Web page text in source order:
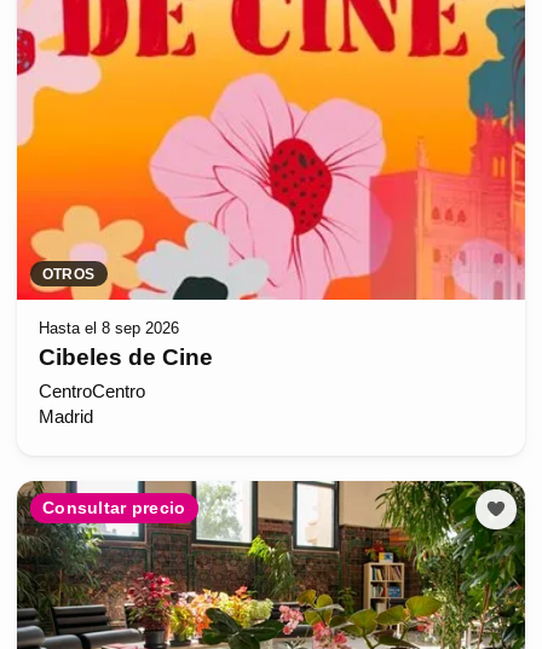
OTROS
Hasta el 8 sep 2026
Cibeles de Cine
CentroCentro
Madrid
Consultar precio